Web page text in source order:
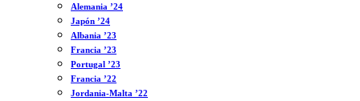
Alemania ’24
Japón ’24
Albania ’23
Francia ’23
Portugal ’23
Francia ’22
Jordania-Malta ’22